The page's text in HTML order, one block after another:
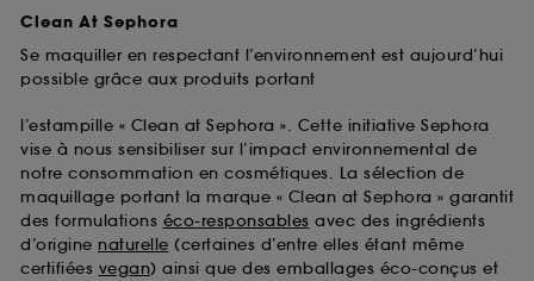
Clean At Sephora
Se maquiller en respectant l’environnement est aujourd’hui
possible grâce aux produits portant
l’estampille « Clean at Sephora ». Cette initiative Sephora
vise à nous sensibiliser sur l’impact environnemental de
notre consommation en cosmétiques. La sélection de
maquillage portant la marque « Clean at Sephora » garantit
des formulations éco-responsables avec des ingrédients
d’origine naturelle (certaines d’entre elles étant même
certifiées vegan) ainsi que des emballages éco-conçus et